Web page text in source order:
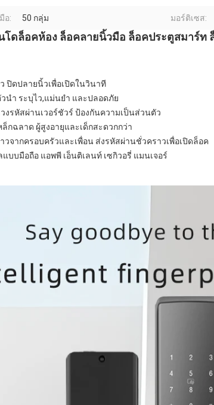
อ: 50 กลุ่ม มอร์ติเซส:
โดล็อคห้อง ล็อคลายนิ้วมือ ล็อคประตูสมาร์
ปิดปลายนิ้วเพื่อเปิดในวินาที
นํา ระบุไว,แม่นยํา และปลอดภัย
งรหัสผ่านเวอร์ชัวร์ ป้องกันความเป็นส่วนตัว
ล็กฉลาด ผู้สูงอายุและเด็กสะดวกกว่า
วจากครอบครัวและเพื่อน ส่งรหัสผ่านชั่วคราวเพื่อเปิดล็อค
แบบมือถือ แอพพี เอ็นติเลนท์ เซกิวอรี่ แมนเจอร์